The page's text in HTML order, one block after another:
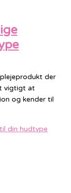
der
vigtigt at
og kender til
din hudtype